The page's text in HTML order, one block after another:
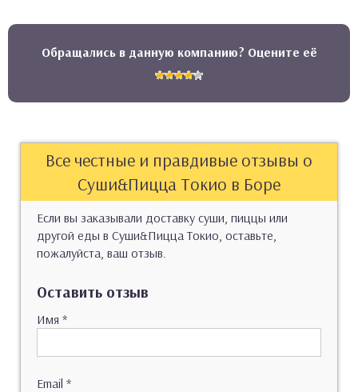
Обращались в данную компанию? Оцените её
Все честные и правдивые отзывы о
Суши&Пицца Токио в Боре
Если вы заказывали доставку суши, пиццы или
другой еды в Суши&Пицца Токио, оставьте,
пожалуйста, ваш отзыв.
Оставить отзыв
Имя *
Email *